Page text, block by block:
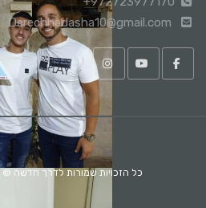
כל הזכויות שמורות לדרך חדשה ©